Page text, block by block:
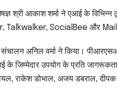
श्री आकाश शर्मा ने एआई के
SocialBee और
अनिल वर्मा ने किया।
के जिम्मेदार उपयोग के प्रति
राकेश डोभाल, अजय डबराल, दीपक